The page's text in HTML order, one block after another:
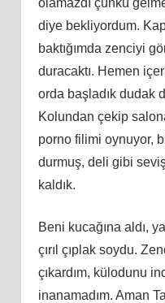
diye bekliyordum.
baktığımda zenciyi
duracaktı. Hemen
orda başladık dudak
Kolundan çekip
porno filimi oynuyor,
durmuş, deli gibi
kaldık.
Beni kucağına aldı,
çırıl çıplak soydu.
çıkardım, külodunu
inanamadım. Aman